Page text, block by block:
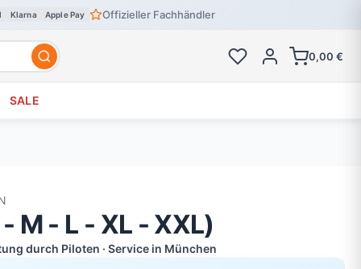
Klarna Apple Pay Offizieller Fachhändler
0,00 €
SALE
M - L - XL - XXL)
durch Piloten · Service in München